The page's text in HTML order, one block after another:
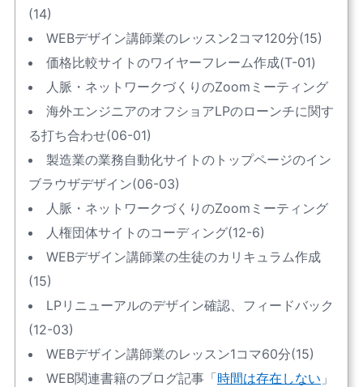
(14)
WEBデザイン講師業のレッスン2コマ120分(15)
価格比較サイトのワイヤーフレーム作成(T-01)
人脈・ネットワークづくりのZoomミーティング
海外エンジニアのオフショアLPのローンチに関す
る打ち合わせ(06-01)
製造業の業務自動化サイトのトップページのイン
ブラウザデザイン(06-03)
人脈・ネットワークづくりのZoomミーティング
人権団体サイトのコーディング(12-6)
WEBデザイン講師業の生徒のカリキュラム作成
(15)
LPリニューアルのデザイン確認、フィードバック
(12-03)
WEBデザイン講師業のレッスン1コマ60分(15)
WEB関連書籍のブログ記事「時間は存在しない 」